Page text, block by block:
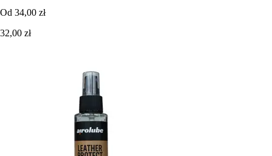
Od 34,00 zł
32,00 zł